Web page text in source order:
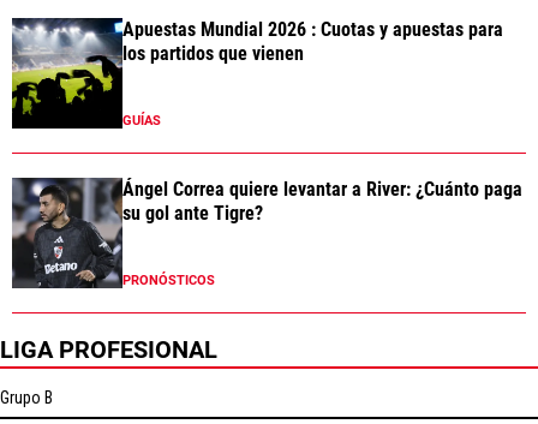
Apuestas Mundial 2026 : Cuotas y apuestas para
los partidos que vienen
GUÍAS
Ángel Correa quiere levantar a River: ¿Cuánto paga
su gol ante Tigre?
PRONÓSTICOS
LIGA PROFESIONAL